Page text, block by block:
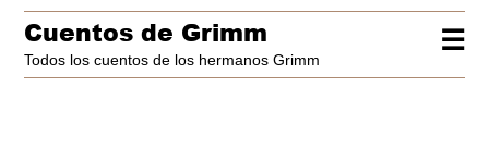
☰
Cuentos de Grimm
Todos los cuentos de los hermanos Grimm